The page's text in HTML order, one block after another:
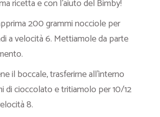
ricetta e con l’aiuto del Bimby!
200 grammi nocciole per
a velocità 6. Mettiamole da parte
il boccale, trasferirne all’interno
di cioccolato e tritiamolo per 10/12
8.